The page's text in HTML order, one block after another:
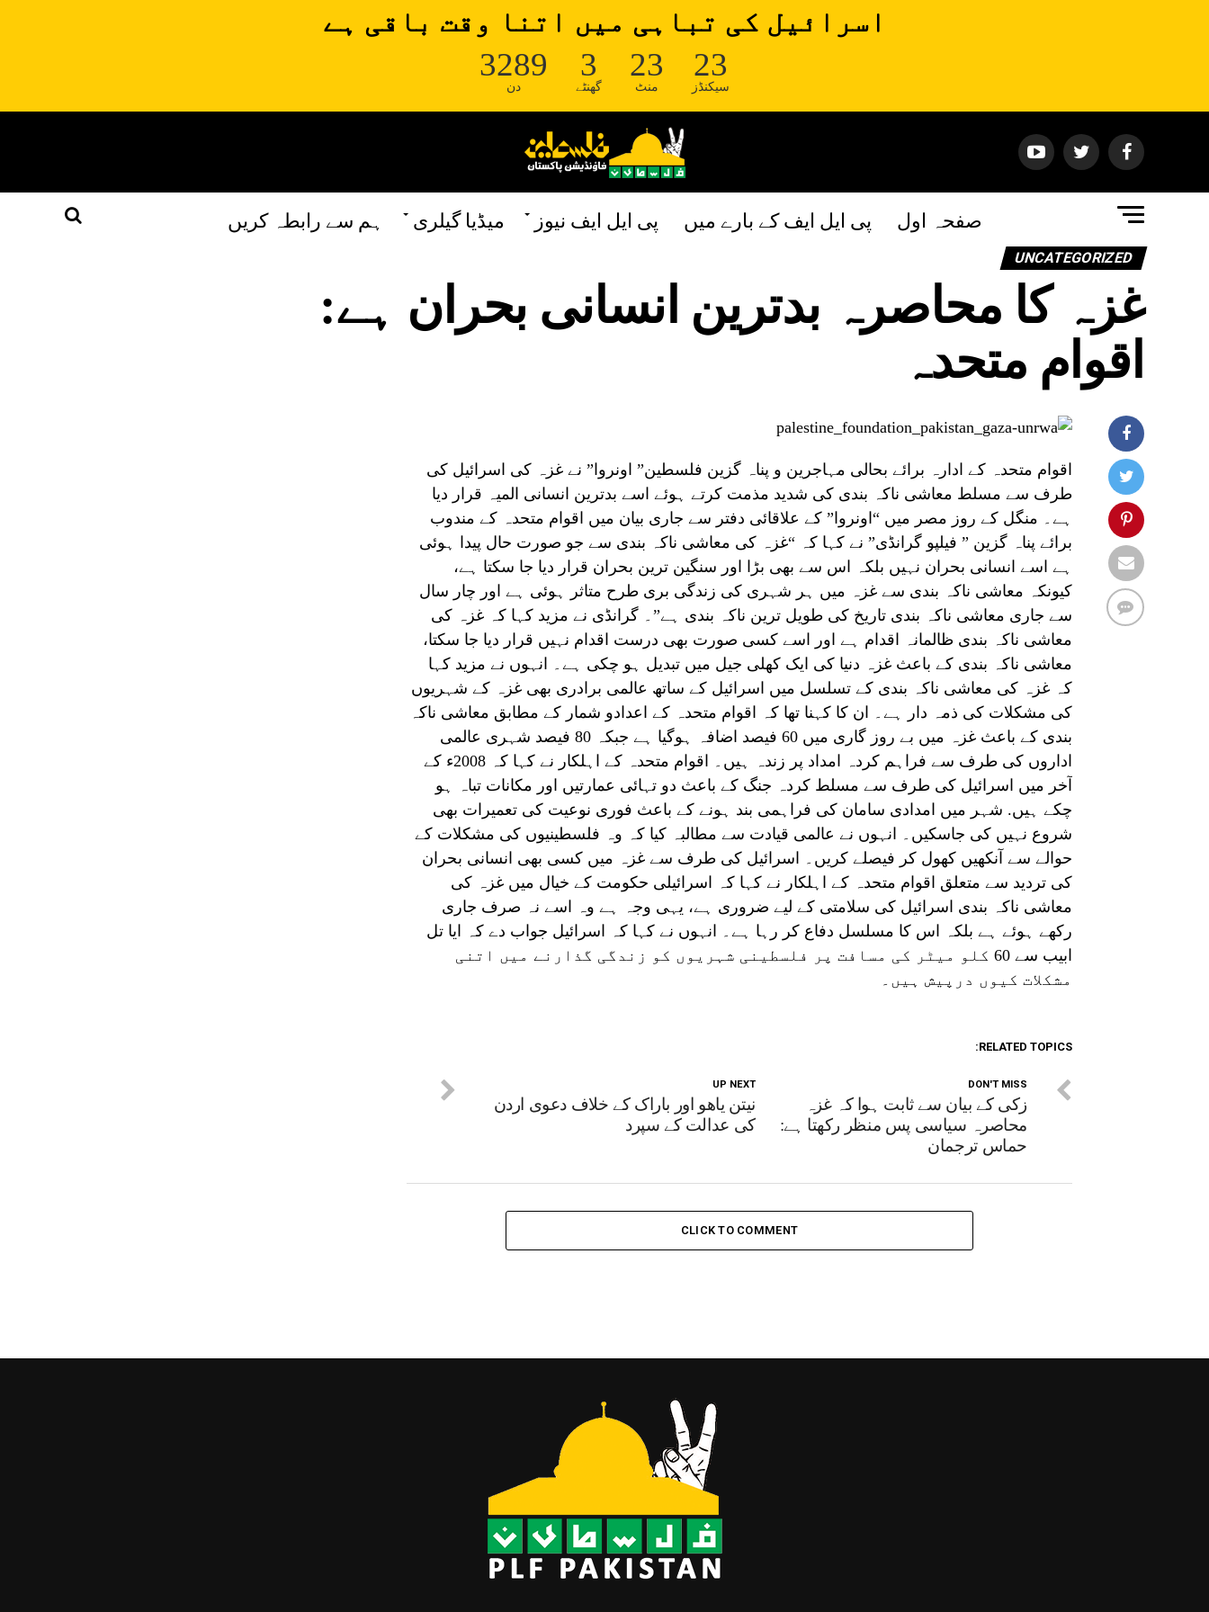
اسرائیل کی تباہی میں اتنا وقت باقی ہے
3289
دن
3
گھنٹے
23
منٹ
22
سیکنڈز
صفحہ اول پی ایل ایف کے بارے میں پی ایل ایف نیوز میڈیا گیلری ہم سے رابطہ کریں
UNCATEGORIZED
غزہ کا محاصرہ بدترین انسانی بحران ہے:
اقوام متحدہ
اقوام متحدہ کے ادارہ برائے بحالی مہاجرین و پناہ گزین فلسطین” اونروا” نے غزہ کی اسرائیل کی
طرف سے مسلط معاشی ناکہ بندی کی شدید مذمت کرتے ہوئے اسے بدترین انسانی المیہ قرار دیا
ہے۔ منگل کے روز مصر میں “اونروا” کے علاقائی دفتر سے جاری بیان میں اقوام متحدہ کے مندوب
برائے پناہ گزین ” فیلپو گرانڈی” نے کہا کہ “غزہ کی معاشی ناکہ بندی سے جو صورت حال پیدا ہوئی
ہے اسے انسانی بحران نہیں بلکہ اس سے بھی بڑا اور سنگین ترین بحران قرار دیا جا سکتا ہے،
کیونکہ معاشی ناکہ بندی سے غزہ میں ہر شہری کی زندگی بری طرح متاثر ہوئی ہے اور چار سال
سے جاری معاشی ناکہ بندی تاریخ کی طویل ترین ناکہ بندی ہے”۔ گرانڈی نے مزید کہا کہ غزہ کی
معاشی ناکہ بندی ظالمانہ اقدام ہے اور اسے کسی صورت بھی درست اقدام نہیں قرار دیا جا سکتا،
معاشی ناکہ بندی کے باعث غزہ دنیا کی ایک کھلی جیل میں تبدیل ہو چکی ہے۔ انہوں نے مزید کہا
کہ غزہ کی معاشی ناکہ بندی کے تسلسل میں اسرائیل کے ساتھ عالمی برادری بھی غزہ کے شہریوں
کی مشکلات کی ذمہ دار ہے۔ ان کا کہنا تھا کہ اقوام متحدہ کے اعدادو شمار کے مطابق معاشی ناکہ
بندی کے باعث غزہ میں بے روز گاری میں 60 فیصد اضافہ ہوگیا ہے جبکہ 80 فیصد شہری عالمی
اداروں کی طرف سے فراہم کردہ امداد پر زندہ ہیں۔ اقوام متحدہ کے اہلکار نے کہا کہ 2008ء کے
آخر میں اسرائیل کی طرف سے مسلط کردہ جنگ کے باعث دو تہائی عمارتیں اور مکانات تباہ ہو
چکے ہیں. شہر میں امدادی سامان کی فراہمی بند ہونے کے باعث فوری نوعیت کی تعمیرات بھی
شروع نہیں کی جاسکیں۔ انہوں نے عالمی قیادت سے مطالبہ کیا کہ وہ فلسطینیوں کی مشکلات کے
حوالے سے آنکھیں کھول کر فیصلے کریں۔ اسرائیل کی طرف سے غزہ میں کسی بھی انسانی بحران
کی تردید سے متعلق اقوام متحدہ کے اہلکار نے کہا کہ اسرائیلی حکومت کے خیال میں غزہ کی
معاشی ناکہ بندی اسرائیل کی سلامتی کے لیے ضروری ہے، یہی وجہ ہے وہ اسے نہ صرف جاری
رکھے ہوئے ہے بلکہ اس کا مسلسل دفاع کر رہا ہے۔ انہوں نے کہا کہ اسرائیل جواب دے کہ ایا تل
ابیب سے 60 کلو میٹر کی مسافت پر فلسطینی شہریوں کو زندگی گذارنے میں اتنی
مشکلات کیوں درپیش ہیں۔
RELATED TOPICS:
UP NEXT
نیتن یاھو اور باراک کے خلاف دعوی اردن
کی عدالت کے سپرد
DON'T MISS
زکی کے بیان سے ثابت ہوا کہ غزہ
محاصرہ سیاسی پس منظر رکھتا ہے:
حماس ترجمان
CLICK TO COMMENT